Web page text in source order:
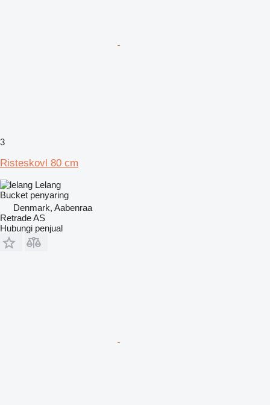
3
Risteskovl 80 cm
Lelang
Bucket penyaring
Denmark, Aabenraa
Retrade AS
Hubungi penjual